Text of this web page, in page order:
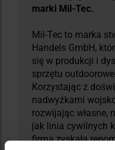
marki Mil-Tec.
Mil-Tec to marka
Handels GmbH,
się w produkcji i
sprzętu
Korzystając z
nadwyżkami
rozwijając własne,
jak linia cywilnych
firma zyskała